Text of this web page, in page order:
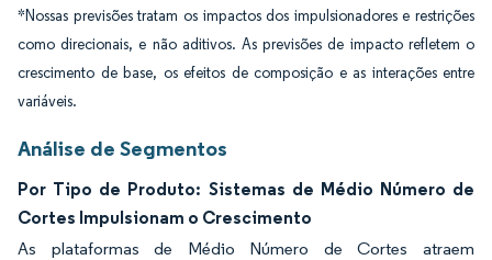
*Nossas previsões tratam os impactos dos impulsionadores e restrições
como direcionais, e não aditivos. As previsões de impacto refletem o
crescimento de base, os efeitos de composição e as interações entre
variáveis.
Análise de Segmentos
Por Tipo de Produto: Sistemas de Médio Número de
Cortes Impulsionam o Crescimento
As plataformas de Médio Número de Cortes atraem